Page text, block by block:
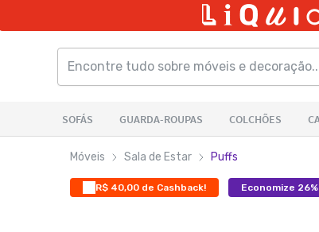
Móveis Sala de Estar Puffs
R$ 40,00 de Cashback! Economize 26%